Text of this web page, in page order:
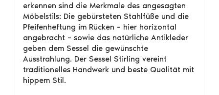
erkennen sind die Merkmale des angesagten
Möbelstils: Die gebürsteten Stahlfüße und die
Pfeifenheftung im Rücken – hier horizontal
angebracht – sowie das natürliche Antikleder
geben dem Sessel die gewünschte
Ausstrahlung. Der Sessel Stirling vereint
traditionelles Handwerk und beste Qualität mit
hippem Stil.